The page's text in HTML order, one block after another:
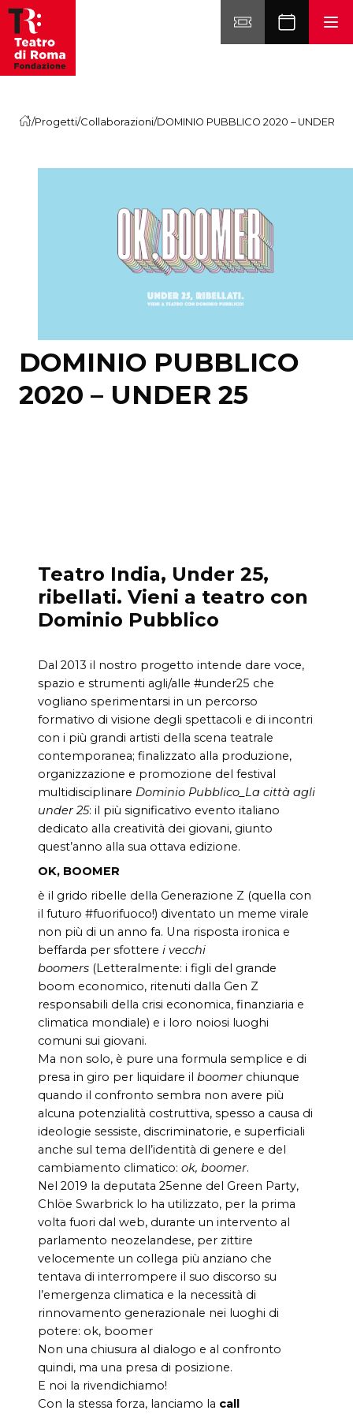
Vai al contenuto
/Progetti/Collaborazioni/DOMINIO PUBBLICO 2020 – UNDER 25
DOMINIO PUBBLICO
2020 – UNDER 25
Teatro India, Under 25,
ribellati. Vieni a teatro con
Dominio Pubblico
Dal 2013 il nostro progetto intende dare voce,
spazio e strumenti agli/alle #under25 che
vogliano sperimentarsi in un percorso
formativo di visione degli spettacoli e di incontri
con i più grandi artisti della scena teatrale
contemporanea; finalizzato alla produzione,
organizzazione e promozione del festival
multidisciplinare Dominio Pubblico_La città agli
under 25: il più significativo evento italiano
dedicato alla creatività dei giovani, giunto
quest’anno alla sua ottava edizione.
OK, BOOMER
è il grido ribelle della Generazione Z (quella con
il futuro #fuorifuoco!) diventato un meme virale
non più di un anno fa. Una risposta ironica e
beffarda per sfottere i vecchi
boomers (Letteralmente: i figli del grande
boom economico, ritenuti dalla Gen Z
responsabili della crisi economica, finanziaria e
climatica mondiale) e i loro noiosi luoghi
comuni sui giovani.
Ma non solo, è pure una formula semplice e di
presa in giro per liquidare il boomer chiunque
quando il confronto sembra non avere più
alcuna potenzialità costruttiva, spesso a causa di
ideologie sessiste, discriminatorie, e superficiali
anche sul tema dell’identità di genere e del
cambiamento climatico: ok, boomer.
Nel 2019 la deputata 25enne del Green Party,
Chlöe Swarbrick lo ha utilizzato, per la prima
volta fuori dal web, durante un intervento al
parlamento neozelandese, per zittire
velocemente un collega più anziano che
tentava di interrompere il suo discorso su
l’emergenza climatica e la necessità di
rinnovamento generazionale nei luoghi di
potere: ok, boomer
Non una chiusura al dialogo e al confronto
quindi, ma una presa di posizione.
E noi la rivendichiamo!
Con la stessa forza, lanciamo la call